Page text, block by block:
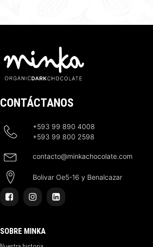
CONTÁCTANOS
+593 99 890 4008
+593 99 800 2598
contacto@minkachocolate.com
Bolivar Oe5-16 y Benalcazar
SOBRE MINKA